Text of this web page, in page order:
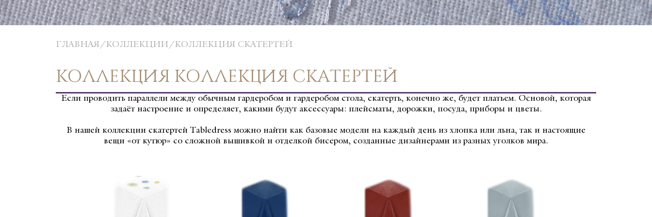
ГЛАВНАЯ КОЛЛЕКЦИИ КОЛЛЕКЦИЯ СКАТЕРТЕЙ
КОЛЛЕКЦИЯ КОЛЛЕКЦИЯ СКАТЕРТЕЙ
Если проводить параллели между обычным гардеробом и гардеробом стола, скатерть, конечно же, будет платьем. Основой, которая
задаёт настроение и определяет, какими будут аксессуары: плейсматы, дорожки, посуда, приборы и цветы.
В нашей коллекции скатертей Tabledress можно найти как базовые модели на каждый день из хлопка или льна, так и настоящие
вещи «от кутюр» со сложной вышивкой и отделкой бисером, созданные дизайнерами из разных уголков мира.